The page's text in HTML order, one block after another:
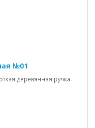
№01
деревянная ручка.